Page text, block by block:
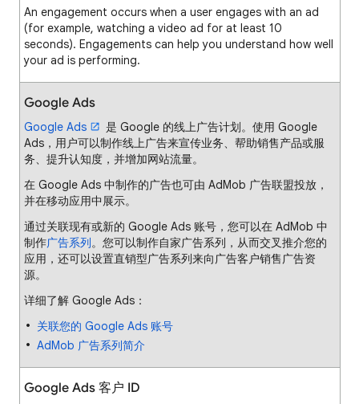
An engagement occurs when a user engages with an ad
(for example, watching a video ad for at least 10
seconds). Engagements can help you understand how well
your ad is performing.
Google Ads
Google Ads
是 Google 的线上广告计划。使用 Google
Ads，用户可以制作线上广告来宣传业务、帮助销售产品或服
务、提升认知度，并增加网站流量。
在 Google Ads 中制作的广告也可由 AdMob 广告联盟投放，
并在移动应用中展示。
通过关联现有或新的 Google Ads 账号，您可以在 AdMob 中
制作广告系列。您可以制作自家广告系列，从而交叉推介您的
应用，还可以设置直销型广告系列来向广告客户销售广告资
源。
详细了解 Google Ads：
关联您的 Google Ads 账号
AdMob 广告系列简介
Google Ads 客户 ID